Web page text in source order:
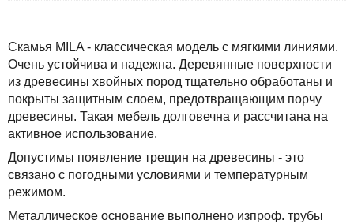
Скамья МILA - классическая модель с мягкими линиями.
Очень устойчива и надежна. Деревянные поверхности
из древесины хвойных пород тщательно обработаны и
покрыты защитным слоем, предотвращающим порчу
древесины. Такая мебель долговечна и рассчитана на
активное использование.
Допустимы появление трещин на древесины - это
связано с погодными условиями и температурным
режимом.
Металлическое основание выполнено изпроф. трубы